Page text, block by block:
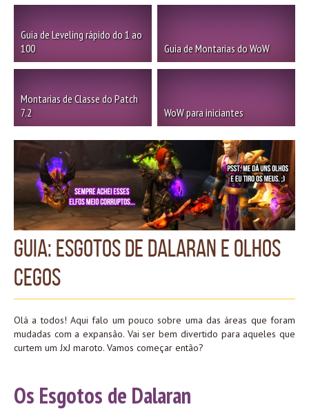
Guia de Leveling rápido do 1 ao
100
Guia de Montarias do WoW
Montarias de Classe do Patch
7.2
WoW para iniciantes
Guia: Esgotos de Dalaran e Olhos
Cegos
Olá a todos! Aqui falo um pouco sobre uma das áreas que foram
mudadas com a expansão. Vai ser bem divertido para aqueles que
curtem um JxJ maroto. Vamos começar então?
Os Esgotos de Dalaran